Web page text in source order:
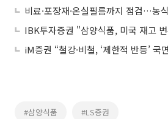
#삼양식품 #LS증권